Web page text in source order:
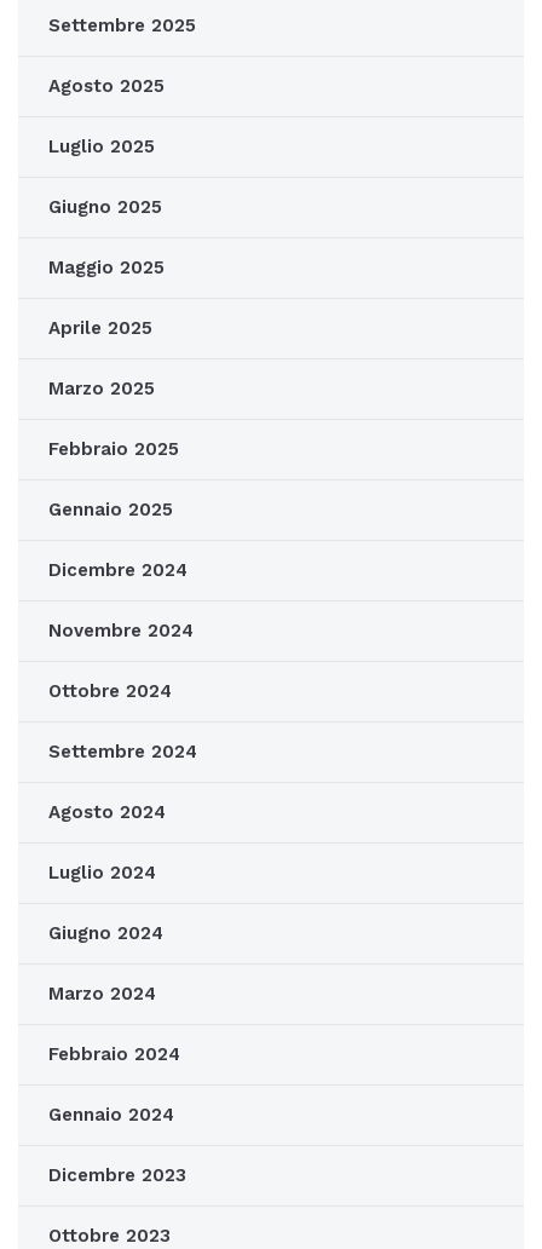
Settembre 2025
Agosto 2025
Luglio 2025
Giugno 2025
Maggio 2025
Aprile 2025
Marzo 2025
Febbraio 2025
Gennaio 2025
Dicembre 2024
Novembre 2024
Ottobre 2024
Settembre 2024
Agosto 2024
Luglio 2024
Giugno 2024
Marzo 2024
Febbraio 2024
Gennaio 2024
Dicembre 2023
Ottobre 2023